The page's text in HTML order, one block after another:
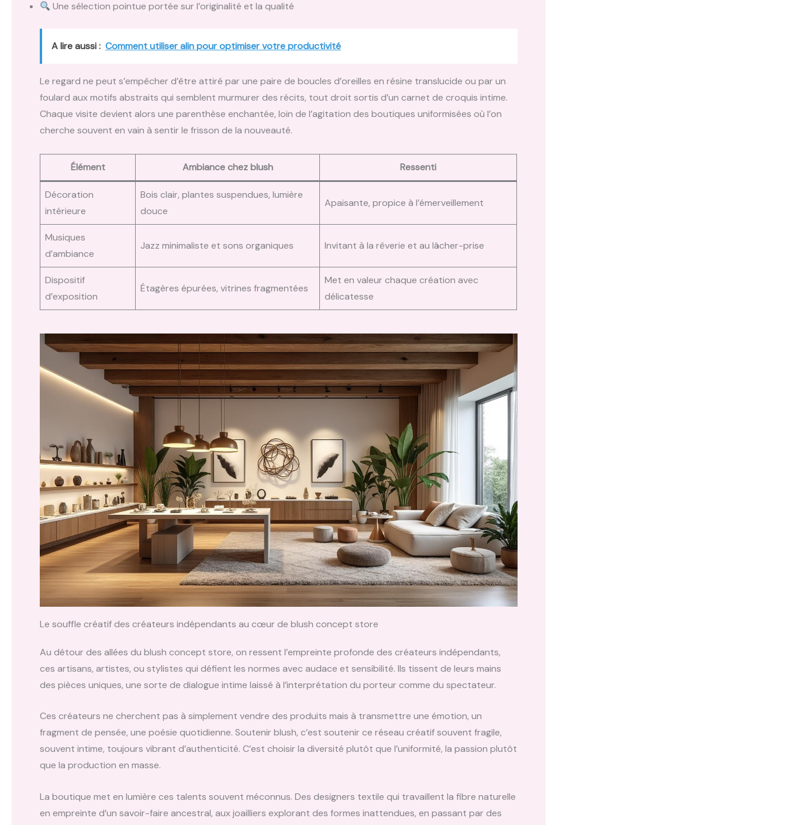
Une sélection pointue portée sur l’originalité et la qualité
A lire aussi : Comment utiliser alin pour optimiser votre productivité
Le regard ne peut s’empêcher d’être attiré par une paire de boucles d’oreilles en résine translucide ou par un
foulard aux motifs abstraits qui semblent murmurer des récits, tout droit sortis d’un carnet de croquis intime.
Chaque visite devient alors une parenthèse enchantée, loin de l’agitation des boutiques uniformisées où l’on
cherche souvent en vain à sentir le frisson de la nouveauté.
Élément Ambiance chez blush Ressenti
Décoration
intérieure
Bois clair, plantes suspendues, lumière
douce
Apaisante, propice à l’émerveillement
Musiques
d’ambiance
Jazz minimaliste et sons organiques Invitant à la rêverie et au lâcher-prise
Dispositif
d’exposition
Étagères épurées, vitrines fragmentées
Met en valeur chaque création avec
délicatesse
Le souffle créatif des créateurs indépendants au cœur de blush concept store
Au détour des allées du blush concept store, on ressent l’empreinte profonde des créateurs indépendants,
ces artisans, artistes, ou stylistes qui défient les normes avec audace et sensibilité. Ils tissent de leurs mains
des pièces uniques, une sorte de dialogue intime laissé à l’interprétation du porteur comme du spectateur.
Ces créateurs ne cherchent pas à simplement vendre des produits mais à transmettre une émotion, un
fragment de pensée, une poésie quotidienne. Soutenir blush, c’est soutenir ce réseau créatif souvent fragile,
souvent intime, toujours vibrant d’authenticité. C’est choisir la diversité plutôt que l’uniformité, la passion plutôt
que la production en masse.
La boutique met en lumière ces talents souvent méconnus. Des designers textile qui travaillent la fibre naturelle
en empreinte d’un savoir-faire ancestral, aux joailliers explorant des formes inattendues, en passant par des